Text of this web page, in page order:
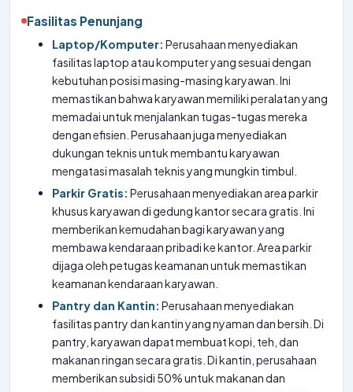
Fasilitas Penunjang
Laptop/Komputer: Perusahaan menyediakan
fasilitas laptop atau komputer yang sesuai dengan
kebutuhan posisi masing-masing karyawan. Ini
memastikan bahwa karyawan memiliki peralatan yang
memadai untuk menjalankan tugas-tugas mereka
dengan efisien. Perusahaan juga menyediakan
dukungan teknis untuk membantu karyawan
mengatasi masalah teknis yang mungkin timbul.
Parkir Gratis: Perusahaan menyediakan area parkir
khusus karyawan di gedung kantor secara gratis. Ini
memberikan kemudahan bagi karyawan yang
membawa kendaraan pribadi ke kantor. Area parkir
dijaga oleh petugas keamanan untuk memastikan
keamanan kendaraan karyawan.
Pantry dan Kantin: Perusahaan menyediakan
fasilitas pantry dan kantin yang nyaman dan bersih. Di
pantry, karyawan dapat membuat kopi, teh, dan
makanan ringan secara gratis. Di kantin, perusahaan
memberikan subsidi 50% untuk makanan dan